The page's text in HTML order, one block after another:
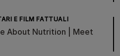
E FILM FATTUALI
About Nutrition | Meet